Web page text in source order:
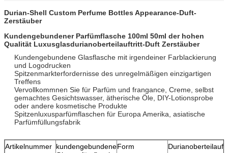
Durian-Shell Custom Perfume Bottles Appearance-Duft-
Zerstäuber
Kundengebundener Parfümflasche 100ml 50ml der hohen
Qualität Luxusglasdurianoberteilauftritt-Duft Zerstäuber
Kundengebundene Glasflasche mit irgendeiner Farblackierung
und Logodrucken
Spitzenmarkterfordernisse des unregelmäßigen einzigartigen
Treffens
Vervollkommnen Sie für Parfüm und frangance, Creme, selbst
gemachtes Gesichtswasser, ätherische Öle, DIY-Lotionsprobe
oder andere kosmetische Produkte
Spitzenluxusparfümflaschen für Europa Amerika, asiatische
Parfümfüllungsfabrik
Artikelnummer kundengebundeneForm